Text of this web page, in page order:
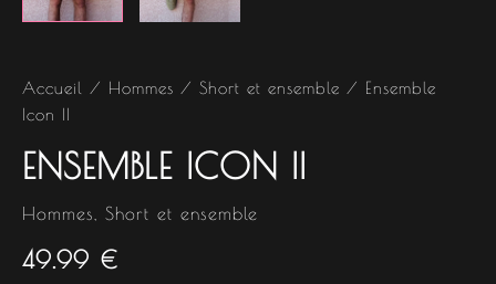
Accueil / Hommes / Short et ensemble / Ensemble
Icon II
ENSEMBLE ICON II
Hommes Short et ensemble
49.99 €